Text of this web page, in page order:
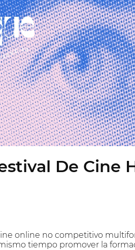
De Cine
online no competitivo
tiempo promover la